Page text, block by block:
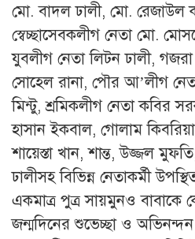
মো. বাদল ঢালী, মো. রেজাউল
স্বেচ্ছাসেবকলীগ নেতা মো.
যুবলীগ নেতা লিটন ঢালী,
সোহেল রানা, পৌর আ’লীগ
মিন্টু, শ্রমিকলীগ নেতা কবির
হাসান ইকবাল, গোলাম
শায়েস্তা খান, শান্ত, উজ্জল
ঢালীসহ বিভিন্ন নেতাকর্মী
একমাত্র পুত্র সায়মুনও বাবাকে
জন্মদিনের শুভেচ্ছা ও অভিনন্দন